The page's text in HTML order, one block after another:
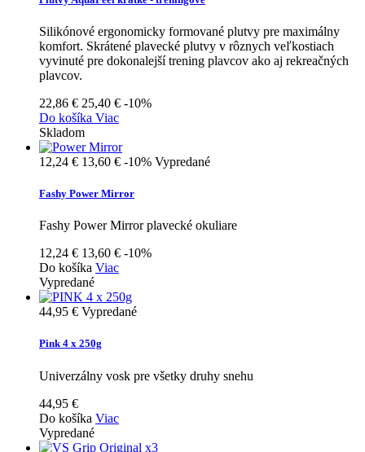
Silikónové ergonomicky formované plutvy pre maximálny
komfort. Skrátené plavecké plutvy v rôznych veľkostiach
vyvinuté pre dokonalejší trening plavcov ako aj rekreačných
plavcov.
22,86 € 25,40 € -10%
Do košíka Viac
Skladom
12,24 € 13,60 € -10% Vypredané
Fashy Power Mirror
Fashy Power Mirror plavecké okuliare
12,24 € 13,60 € -10%
Do košíka Viac
Vypredané
44,95 € Vypredané
Pink 4 x 250g
Univerzálny vosk pre všetky druhy snehu
44,95 €
Do košíka Viac
Vypredané